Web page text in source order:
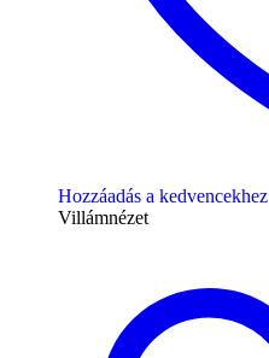
Hozzáadás a kedvencekhez
Villámnézet